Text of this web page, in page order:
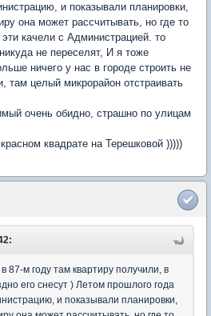
и показывали планировки,
она может рассчитывать, но где то
качели с Администрацией. то
не переселят, И я тоже
ничего у нас в городе строить не
там целый микрорайон отстраивать
очень обидно, страшно по улицам
квадрате на Терешковой )))))
87-м году там квартиру получили, в
его снесут ) Летом прошлого года
и показывали планировки,